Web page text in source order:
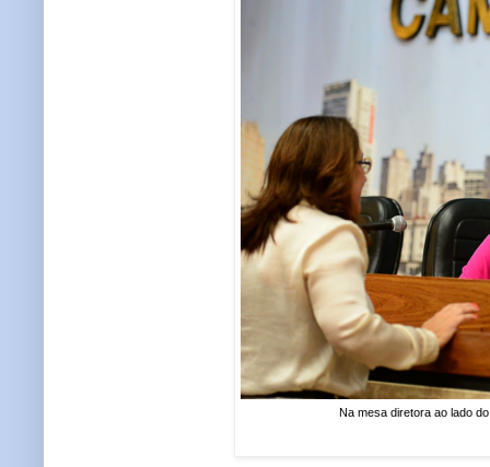
Na mesa diretora ao lado